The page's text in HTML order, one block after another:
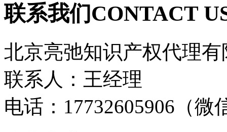
联系我们CONTACT
北京亮弛知识产权代理有
联系人：王经理
电话：17732605906（微